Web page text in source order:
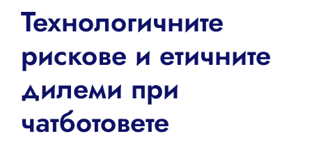
Технологичните
рискове и етичните
дилеми при
чатботовете